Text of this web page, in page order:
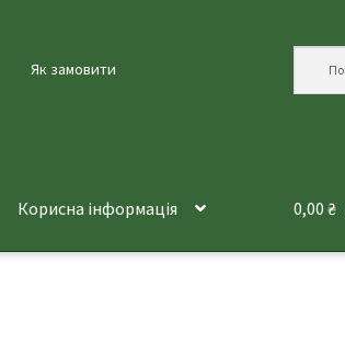
Як замовити
Корисна інформація 0,00 ₴